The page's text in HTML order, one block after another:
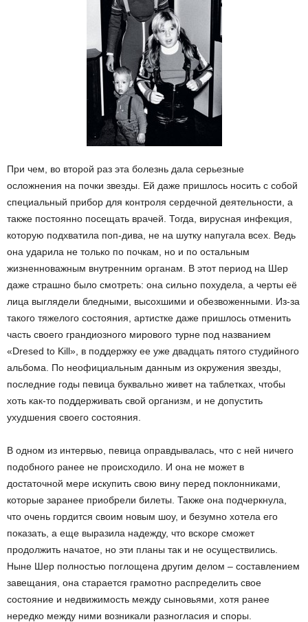
При чем, во второй раз эта болезнь дала серьезные
осложнения на почки звезды. Ей даже пришлось носить с собой
специальный прибор для контроля сердечной деятельности, а
также постоянно посещать врачей. Тогда, вирусная инфекция,
которую подхватила поп-дива, не на шутку напугала всех. Ведь
она ударила не только по почкам, но и по остальным
жизненноважным внутренним органам. В этот период на Шер
даже страшно было смотреть: она сильно похудела, а черты её
лица выглядели бледными, высохшими и обезвоженными. Из-за
такого тяжелого состояния, артистке даже пришлось отменить
часть своего грандиозного мирового турне под названием
«Dresed to Kill», в поддержку ее уже двадцать пятого студийного
альбома. По неофициальным данным из окружения звезды,
последние годы певица буквально живет на таблетках, чтобы
хоть как-то поддерживать свой организм, и не допустить
ухудшения своего состояния.
В одном из интервью, певица оправдывалась, что с ней ничего
подобного ранее не происходило. И она не может в
достаточной мере искупить свою вину перед поклонниками,
которые заранее приобрели билеты. Также она подчеркнула,
что очень гордится своим новым шоу, и безумно хотела его
показать, а еще выразила надежду, что вскоре сможет
продолжить начатое, но эти планы так и не осуществились.
Ныне Шер полностью поглощена другим делом – составлением
завещания, она старается грамотно распределить свое
состояние и недвижимость между сыновьями, хотя ранее
нередко между ними возникали разногласия и споры.